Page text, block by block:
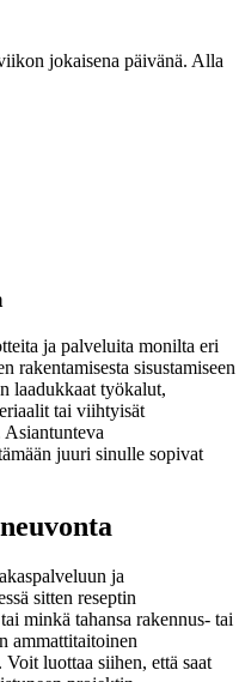
jokaisena päivänä. Alla
ja palveluita monilta eri
rakentamisesta sisustamiseen
laadukkaat työkalut,
tai viihtyisät
juuri sinulle sopivat
ja
sitten reseptin
minkä tahansa rakennus- tai
ammattitaitoinen
luottaa siihen, että saat